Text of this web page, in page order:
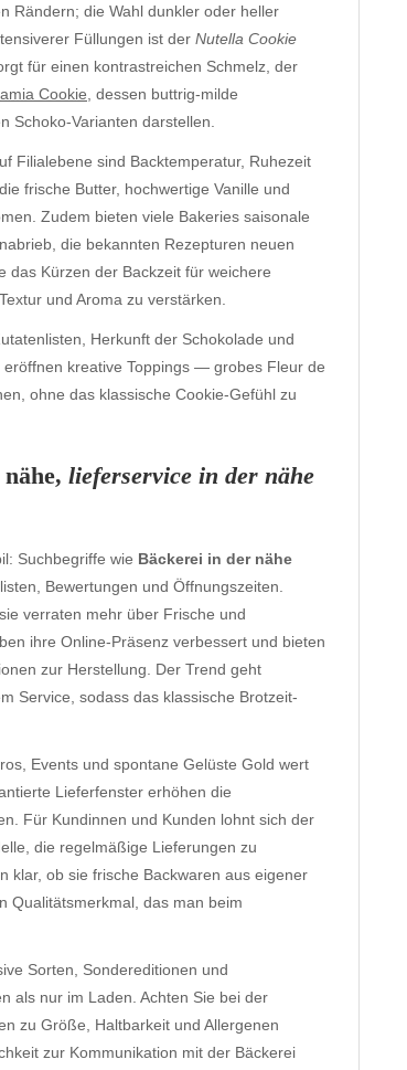
Rändern; die Wahl dunkler oder heller
Füllungen ist der Nutella Cookie
für einen kontrastreichen Schmelz, der
Cookie , dessen buttrig-milde
Schoko-Varianten darstellen.
Filialebene sind Backtemperatur, Ruhezeit
frische Butter, hochwertige Vanille und
Zudem bieten viele Bakeries saisonale
die bekannten Rezepturen neuen
das Kürzen der Backzeit für weichere
und Aroma zu verstärken.
Herkunft der Schokolade und
kreative Toppings — grobes Fleur de
ohne das klassische Cookie-Gefühl zu
, lieferservice in der nähe
Suchbegriffe wie Bäckerei in der nähe
Bewertungen und Öffnungszeiten.
verraten mehr über Frische und
ihre Online-Präsenz verbessert und bieten
zur Herstellung. Der Trend geht
Service, sodass das klassische Brotzeit-
Events und spontane Gelüste Gold wert
Lieferfenster erhöhen die
Für Kundinnen und Kunden lohnt sich der
die regelmäßige Lieferungen zu
klar, ob sie frische Backwaren aus eigener
Qualitätsmerkmal, das man beim
Sorten, Sondereditionen und
als nur im Laden. Achten Sie bei der
zu Größe, Haltbarkeit und Allergenen
zur Kommunikation mit der Bäckerei